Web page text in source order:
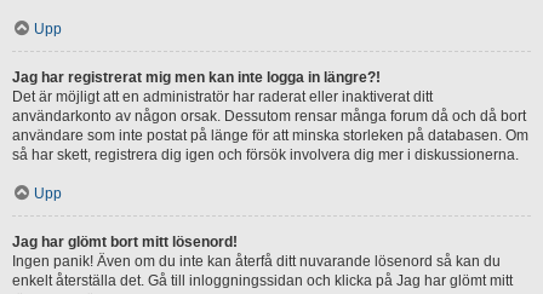
Upp
Jag har registrerat mig men kan inte logga in längre?!
Det är möjligt att en administratör har raderat eller inaktiverat ditt
användarkonto av någon orsak. Dessutom rensar många forum då och då bort
användare som inte postat på länge för att minska storleken på databasen. Om
så har skett, registrera dig igen och försök involvera dig mer i diskussionerna.
Upp
Jag har glömt bort mitt lösenord!
Ingen panik! Även om du inte kan återfå ditt nuvarande lösenord så kan du
enkelt återställa det. Gå till inloggningssidan och klicka på Jag har glömt mitt